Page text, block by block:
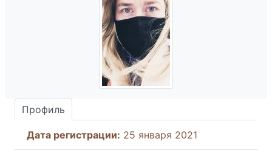
Профиль
Дата регистрации: 25 января 2021